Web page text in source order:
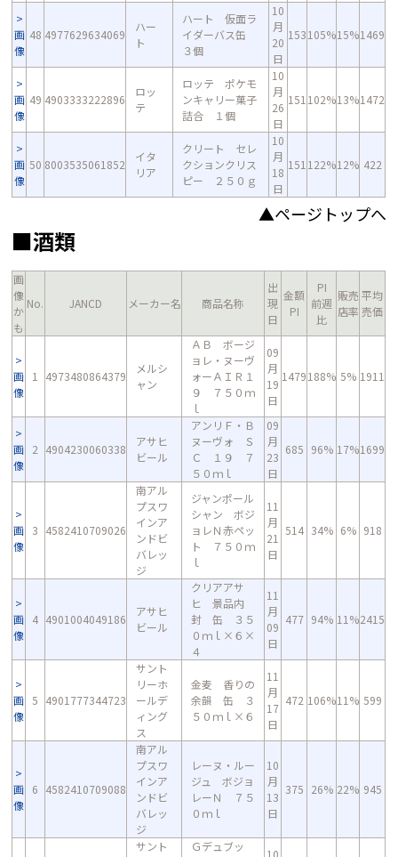
画
像
48 4977629634069
ハー
ト
ハート 仮面ラ
イダーバス缶
３個
10
月
20
日
153105%15%1469
画
像
49 4903333222896
ロッ
テ
ロッテ ポケモ
ンキャリー菓子
詰合 １個
10
月
26
日
151 102%13%1472
画
像
50 8003535061852
イタ
リア
クリート セレ
クションクリス
ピー ２５０ｇ
10
月
18
日
151 122%12% 422
▲ページトップへ
■酒類
画
像
か
も
No. JANCD メーカー名 商品名称
出
現
日
金額
PI
PI
前週
比
販売
店率
平均
売価
画
像
1 4973480864379
メルシ
ャン
ＡＢ ボージ
ョレ・ヌーヴ
ォーＡＩＲ１
９ ７５０ｍ
ｌ
09
月
19
日
1479188% 5% 1911
画
像
2 4904230060338
アサヒ
ビール
アンリＦ・Ｂ
ヌーヴォ Ｓ
Ｃ １９ ７
５０ｍｌ
09
月
23
日
685 96% 17%1699
画
像
3 4582410709026
南アル
プスワ
インア
ンドビ
バレッ
ジ
ジャンポール
シャン ボジ
ョレＮ赤ペッ
ト ７５０ｍ
ｌ
11
月
21
日
514 34% 6% 918
画
像
4 4901004049186
アサヒ
ビール
クリアアサ
ヒ 景品内
封 缶 ３５
０ｍｌ×６×
４
11
月
09
日
477 94% 11%2415
画
像
5 4901777344723
サント
リーホ
ールデ
ィング
ス
金麦 香りの
余韻 缶 ３
５０ｍｌ×６
11
月
17
日
472 106%11% 599
画
像
6 4582410709088
南アル
プスワ
インア
ンドビ
バレッ
ジ
レーヌ・ルー
ジュ ボジョ
レーＮ ７５
０ｍｌ
10
月
13
日
375 26% 22% 945
サント
Ｇデュブッ
10